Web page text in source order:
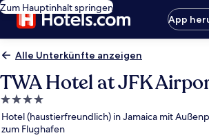
Zum Hauptinhalt springen
App
Alle Unterkünfte anzeigen
TWA Hotel at JFK
4.0-
Sterne-
Unterkunft
Hotel (haustierfreundlich) in Jamaica mit
zum Flughafen